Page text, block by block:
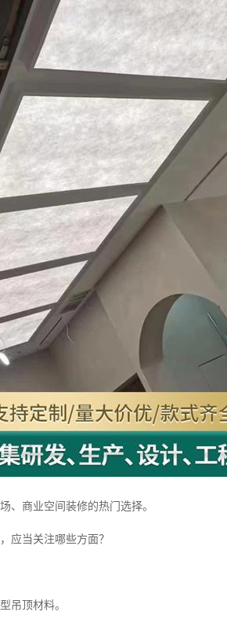
、商业空间装修的热门选择。
应当关注哪些方面？
吊顶材料。